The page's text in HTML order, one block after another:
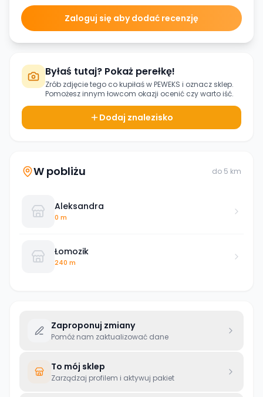
Zaloguj się aby dodać recenzję
Byłaś tutaj? Pokaż perełkę!
Zrób zdjęcie tego co kupiłaś wPEWEKS i oznacz sklep.
Pomożesz innym łowcom okazji ocenić czy warto iść.
Dodaj znalezisko
W pobliżu do 5 km
Aleksandra
0 m
Łomozik
240 m
Zaproponuj zmiany
Pomóż nam zaktualizować dane
To mój sklep
Zarządzaj profilem i aktywuj pakiet